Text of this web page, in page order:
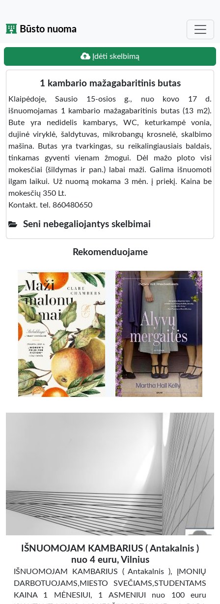
Būsto nuoma
Įdėti skelbimą
1 kambario mažagabaritinis butas
Klaipėdoje, Sausio 15-osios g., nuo kovo 17 d.
išnuomojamas 1 kambario mažagabaritinis butas (13 m2).
Bute yra nedidelis kambarys, WC, keturkampė vonia,
dujinė viryklė, šaldytuvas, mikrobangų krosnelė, skalbimo
mašina. Butas yra tvarkingas, su reikalingiausiais baldais,
tinkamas gyventi vienam žmogui. Dėl mažo ploto visi
mokesčiai (šildymas ir pan.) labai maži. Galima išnuomoti
ilgam laikui. Už nuomą mokama 3 mėn. į priekį. Kaina be
mokesčių 350 Lt.
Kontakt. tel. 860480650
Seni nebegaliojantys skelbimai
Rekomenduojame
IŠNUOMOJAM KAMBARIUS ( Antakalnis )
nuo 4 euru, Vilnius
IŠNUOMOJAM KAMBARIUS ( Antakalnis ), ĮMONIŲ
DARBOTUOJAMS,MIESTO SVEČIAMS,STUDENTAMS
KAINA 1 MĖNESIUI, 1 ASMENIUI nuo 100 euru